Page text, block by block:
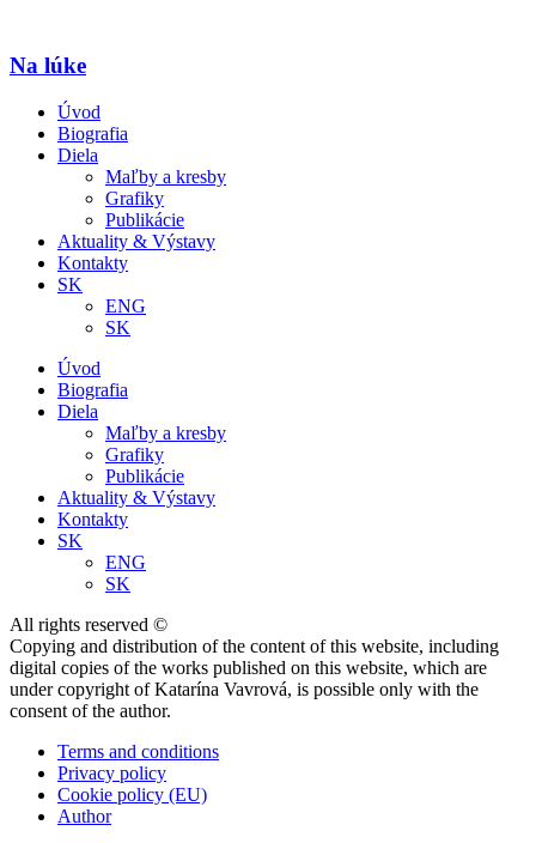
Na lúke
Úvod
Biografia
Diela
Maľby a kresby
Grafiky
Publikácie
Aktuality & Výstavy
Kontakty
SK
ENG
SK
Úvod
Biografia
Diela
Maľby a kresby
Grafiky
Publikácie
Aktuality & Výstavy
Kontakty
SK
ENG
SK
All rights reserved ©
Copying and distribution of the content of this website, including
digital copies of the works published on this website, which are
under copyright of Katarína Vavrová, is possible only with the
consent of the author.
Terms and conditions
Privacy policy
Cookie policy (EU)
Author